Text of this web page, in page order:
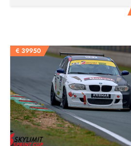
€ 39950